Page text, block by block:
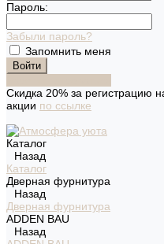
Пароль:
Забыли пароль?
Запомнить меня
Скидка 20% за регистрацию
акции по ссылке
Каталог
Назад
Каталог
Дверная фурнитура
Назад
Дверная фурнитура
ADDEN BAU
Назад